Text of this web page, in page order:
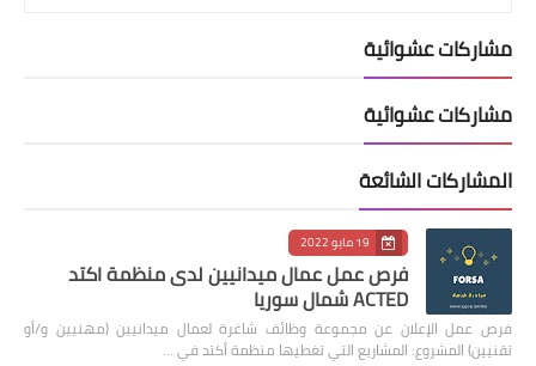
مشاركات عشوائية
مشاركات عشوائية
المشاركات الشائعة
19 مايو 2022
فرص عمل عمال ميدانيين لدى منظمة اكتد
ACTED شمال سوريا
فرص عمل الإعلان عن مجموعة وظائف شاغرة لعمال ميدانيين (مهنيين و/أو
تقنيين) المشروع: المشاريع التي تغطيها منظمة أكتد في …